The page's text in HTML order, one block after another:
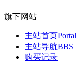
旗下网站
主站首页Portal
主站导航BBS
购买记录